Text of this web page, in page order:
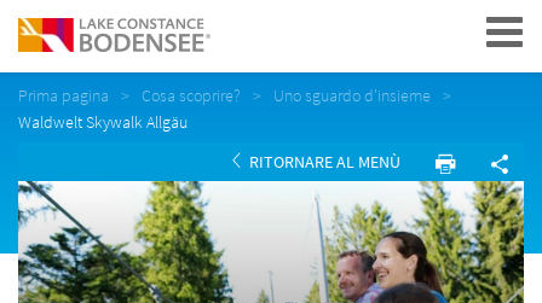
Navigation
Prima pagina Cosa scoprire?
Uno sguardo d'insieme
Waldwelt Skywalk Allgäu
RITORNARE AL MENÙ